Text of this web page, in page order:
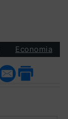
Economia